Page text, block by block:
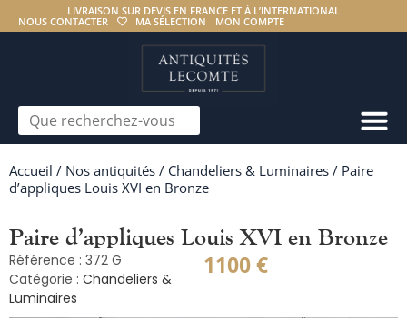
LIVRAISON SUR DEVIS EN FRANCE ET À L’INTERNATIONAL
NOUS CONTACTER
MA SÉLECTION MON COMPTE
Accueil / Nos antiquités / Chandeliers & Luminaires / Paire
d’appliques Louis XVI en Bronze
Paire d’appliques Louis XVI en Bronze
Référence : 372 G
Catégorie : Chandeliers &
Luminaires
1100€